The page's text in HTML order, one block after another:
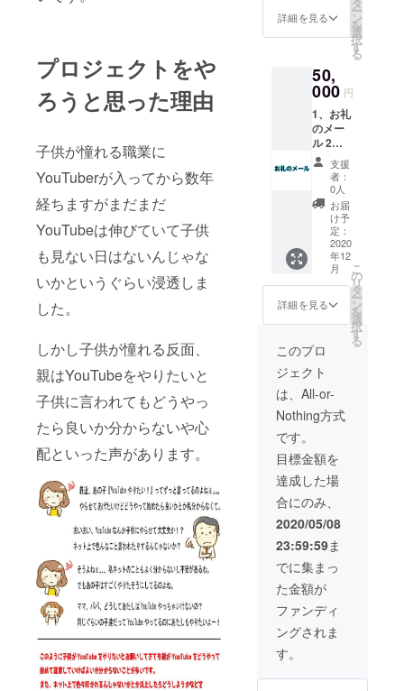
プロジェクトをや
ろうと思った理由
子供が憧れる職業に
YouTuberが入ってから数年
経ちますがまだまだ
YouTubeは伸びていて子供
も見ない日はないんじゃな
いかというぐらい浸透しま
した。
しかし子供が憧れる反面、
親はYouTubeをやりたいと
子供に言われてもどうやっ
たら良いか分からないや心
配といった声があります。
バッグ
（※画像
はイ
です）
4、実際
にス
クール
で使用
するテ
キスト
（YouT
ube運営
に関す
るノウ
ハウ）
詳細を見る ー
ン
を
選
択
す
る
50,
000 円
1、お礼
のメー
ル 2、
特製
キーホ
ルダー
（※画像
はイ
メージ
です）
3、特製
ノベル
ティ
バッグ
（※画像
はイ
メージ
です）
4、実際
にス
クール
で使用
（YouT
ube運営
のノウ
ハウ）
5、
YouTub
eチャン
ネル概
要欄に
ご希望
の内容
を記述
約内で
支援
者：
0人
お届
け予
定：
2020
年12
月
詳細を見る
こ
の
リ
タ
ー
ン
を
選
択
す
る
このプロ
ジェクト
は、All-or-
Nothing方式
です。
目標金額を
達成した場
合にのみ、
2020/05/08
23:59:59ま
でに集まっ
た金額が
ファンディ
ングされま
す。